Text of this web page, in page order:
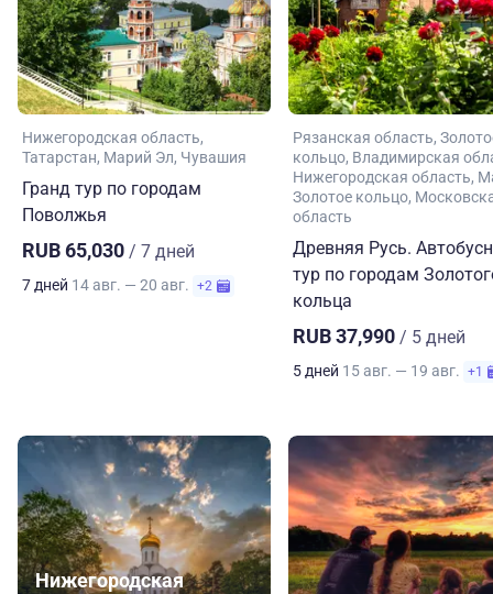
Нижегородская область
Татарстан Марий Эл Чувашия
Гранд тур по городам
Поволжья
RUB 65,030 / 7 дней
7 дней 14 авг. — 20 авг. +2
Рязанская область
кольцо Владимирская
Нижегородская область
Золотое кольцо
область
Древняя Русь.
тур по городам
кольца
RUB 37,990 / 5 дней
5 дней 15 авг. — 19 авг. +1
Нижегородская